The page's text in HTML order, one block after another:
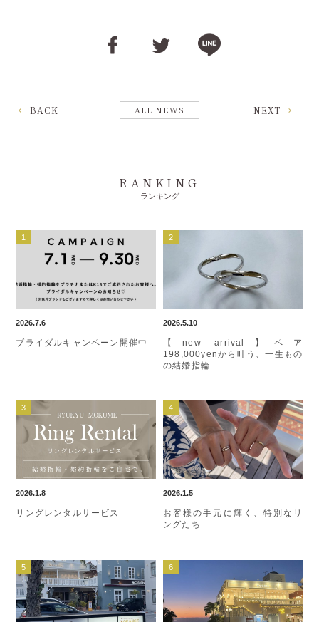
BACK ALL NEWS NEXT
RANKING
ランキング
2026.7.6
ブライダルキャンペーン開催中
2026.5.10
【new arrival】ペア
198,000yenから叶う、一生もの
の結婚指輪
2026.1.8
リングレンタルサービス
2026.1.5
お客様の手元に輝く、特別なリ
ングたち